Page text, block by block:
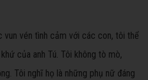
vun vén tình cảm với các con, tôi thể
của anh Tú. Tôi không tò mò,
Tôi nghĩ họ là những phụ nữ đáng